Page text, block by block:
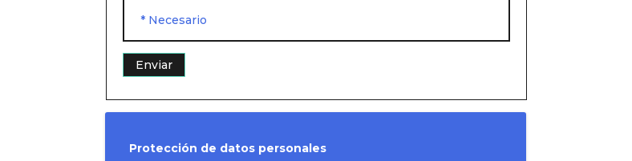
* Necesario
Protección de datos personales